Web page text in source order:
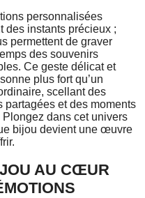
personnalisées
des instants précieux ;
permettent de graver
des souvenirs
Ce geste délicat et
plus fort qu’un
scellant des
partagées et des moments
Plongez dans cet univers
bijou devient une œuvre
AU CŒUR